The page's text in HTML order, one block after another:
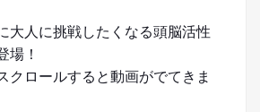
大人に挑戦したくなる頭脳活性
場！
クロールすると動画がでてきま